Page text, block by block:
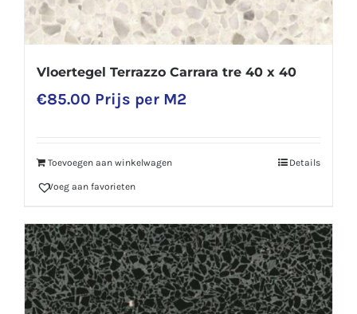
Vloertegel Terrazzo Carrara tre 40 x 40
€85.00 Prijs per M2
Toevoegen aan winkelwagen Details
Voeg aan favorieten